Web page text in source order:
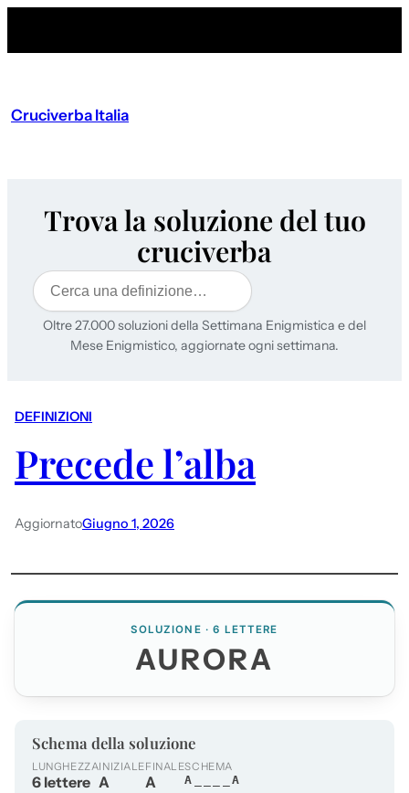
Cruciverba Italia
Trova la soluzione del tuo
cruciverba
Cerca
Oltre 27.000 soluzioni della Settimana Enigmistica e del
Mese Enigmistico, aggiornate ogni settimana.
DEFINIZIONI
Precede l’alba
AggiornatoGiugno 1, 2026
SOLUZIONE · 6 LETTERE
AURORA
Schema della soluzione
LUNGHEZZA
6 lettere
INIZIALE
A
FINALE
A
SCHEMA
A____A